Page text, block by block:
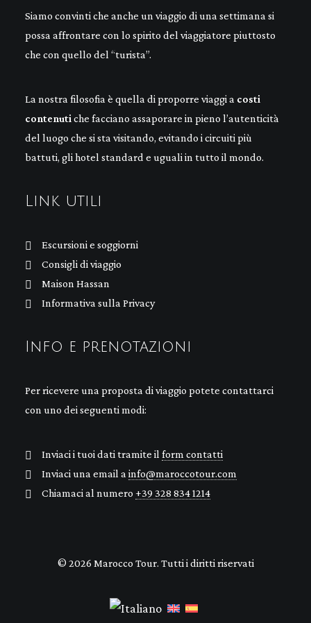
Siamo convinti che anche un viaggio di una settimana si
possa affrontare con lo spirito del viaggiatore piuttosto
che con quello del “turista”.
La nostra filosofia è quella di proporre viaggi a costi
contenuti che facciano assaporare in pieno l’autenticità
del luogo che si sta visitando, evitando i circuiti più
battuti, gli hotel standard e uguali in tutto il mondo.
Link utili
Escursioni e soggiorni
Consigli di viaggio
Maison Hassan
Informativa sulla Privacy
Info e prenotazioni
Per ricevere una proposta di viaggio potete contattarci
con uno dei seguenti modi:
Inviaci i tuoi dati tramite il form contatti
Inviaci una email a info@maroccotour.com
Chiamaci al numero +39 328 834 1214
© 2026 Marocco Tour. Tutti i diritti riservati